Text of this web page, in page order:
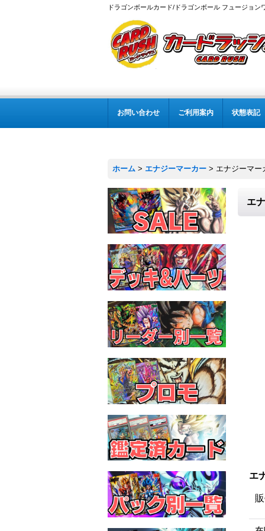
ドラゴンボールカード/ドラゴンボール フュージョン
お問い合わせ ご利用案内 状態表記
ホーム > エナジーマーカー > エナジーマー
エ
エ